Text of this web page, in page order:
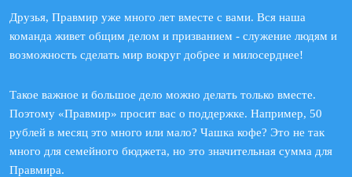
Друзья, Правмир уже много лет вместе с вами. Вся наша
команда живет общим делом и призванием - служение людям и
возможность сделать мир вокруг добрее и милосерднее!
Такое важное и большое дело можно делать только вместе.
Поэтому «Правмир» просит вас о поддержке. Например, 50
рублей в месяц это много или мало? Чашка кофе? Это не так
много для семейного бюджета, но это значительная сумма для
Правмира.